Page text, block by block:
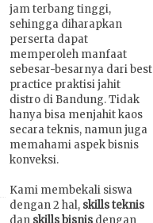
jam terbang tinggi,
sehingga diharapkan
perserta dapat
memperoleh manfaat
sebesar-besarnya dari best
practice praktisi jahit
distro di Bandung. Tidak
hanya bisa menjahit kaos
secara teknis, namun juga
memahami aspek bisnis
konveksi.
Kami membekali siswa
dengan 2 hal, skills teknis
dan skills bisnis dengan